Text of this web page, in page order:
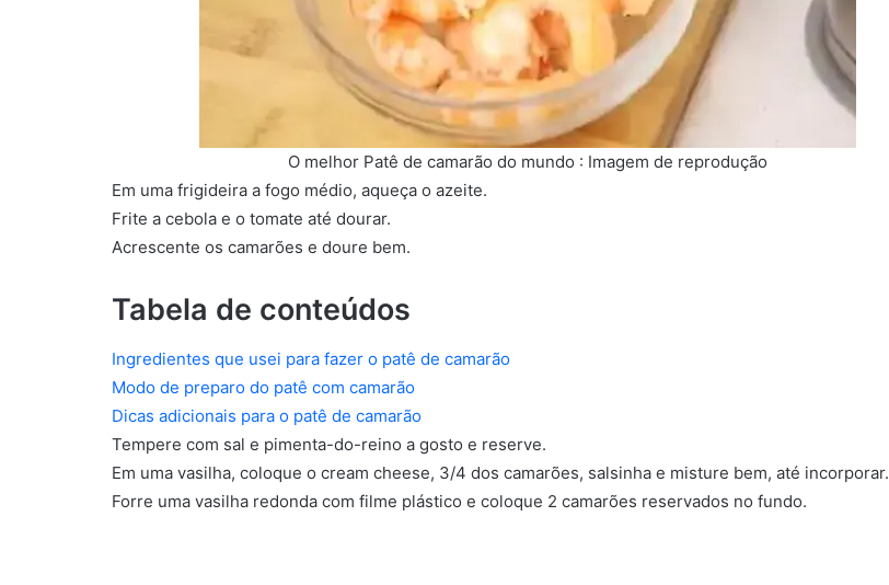
O melhor Patê de camarão do mundo : Imagem de reprodução
Em uma frigideira a fogo médio, aqueça o azeite.
Frite a cebola e o tomate até dourar.
Acrescente os camarões e doure bem.
Tabela de conteúdos
Ingredientes que usei para fazer o patê de camarão
Modo de preparo do patê com camarão
Dicas adicionais para o patê de camarão
Tempere com sal e pimenta-do-reino a gosto e reserve.
Em uma vasilha, coloque o cream cheese, 3/4 dos camarões, salsinha e misture bem, até incorporar.
Forre uma vasilha redonda com filme plástico e coloque 2 camarões reservados no fundo.